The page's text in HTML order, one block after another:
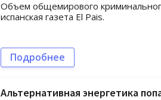
Объем общемирового
испанская газета El Pais.
Подробнее
Альтернативная энергетика